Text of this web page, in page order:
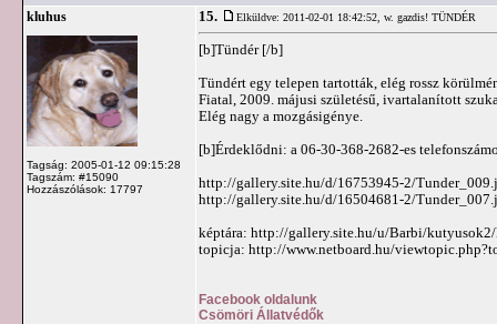
kluhus
Tagság: 2005-01-12 09:15:28
Tagszám: #15090
Hozzászólások: 17797
15. Elküldve: 2011-02-01 18:42:52, w. gazdis! TÜNDÉR
[b]Tündér [/b]
Tündért egy telepen tartották, elég rossz
Fiatal, 2009. májusi születésű, ivartalanított
Elég nagy a mozgásigénye.
[b]Érdeklődni: a 06-30-368-2682-es
http://gallery.site.hu/d/16753945-2/
http://gallery.site.hu/d/16504681-2/
képtára: http://gallery.site.hu/u/Barbi/
topicja: http://www.netboard.hu/
Facebook oldalunk
Csömöri Állatvédők